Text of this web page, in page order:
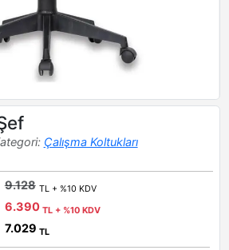
Çalışma Koltukları
9.128 TL + %10 KDV
6.390 TL + %10 KDV
7.029 TL